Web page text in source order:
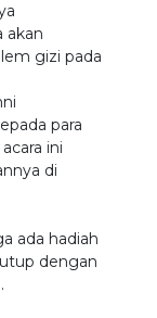
akan
gizi pada
para
ini
di
ada hadiah
dengan